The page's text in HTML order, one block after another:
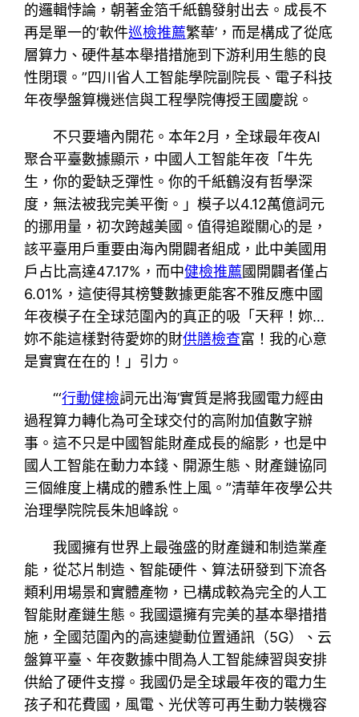
的邏輯悖論，朝著金箔千紙鶴發射出去。成長不
再是單一的‘軟件巡檢推薦繁華’，而是構成了從底
層算力、硬件基本舉措措施到下游利用生態的良
性閉環。”四川省人工智能學院副院長、電子科技
年夜學盤算機迷信與工程學院傳授王國慶說。
不只要墻內開花。本年2月，全球最年夜AI
聚合平臺數據顯示，中國人工智能年夜「牛先
生，你的愛缺乏彈性。你的千紙鶴沒有哲學深
度，無法被我完美平衡。」模子以4.12萬億詞元
的挪用量，初次跨越美國。值得追蹤關心的是，
該平臺用戶重要由海內開闢者組成，此中美國用
戶占比高達47.17%，而中健檢推薦國開闢者僅占
6.01%，這使得其榜雙數據更能客不雅反應中國
年夜模子在全球范圍內的真正的吸「天秤！妳…
妳不能這樣對待愛妳的財供膳檢查富！我的心意
是實實在在的！」引力。
“‘行動健檢詞元出海’實質是將我國電力經由
過程算力轉化為可全球交付的高附加值數字辦
事。這不只是中國智能財產成長的縮影，也是中
國人工智能在動力本錢、開源生態、財產鏈協同
三個維度上構成的體系性上風。”清華年夜學公共
治理學院院長朱旭峰說。
我國擁有世界上最強盛的財產鏈和制造業產
能，從芯片制造、智能硬件、算法研發到下流各
類利用場景和實體產物，已構成較為完全的人工
智能財產鏈生態。我國還擁有完美的基本舉措措
施，全國范圍內的高速變動位置通訊（5G）、云
盤算平臺、年夜數據中間為人工智能練習與安排
供給了硬件支撐。我國仍是全球最年夜的電力生
孩子和花費國，風電、光伏等可再生動力裝機容